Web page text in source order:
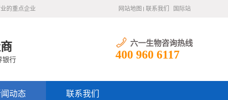
的重点企业 网站地图 联系我们 国际站
银行
六一生物咨询热线
400 960 6117
动态 联系我们